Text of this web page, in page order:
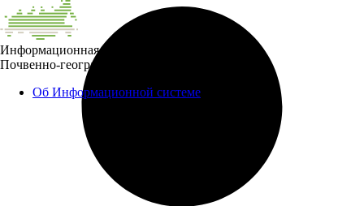
Информационная система
Почвенно-географическая база данных России
Об Информационной системе